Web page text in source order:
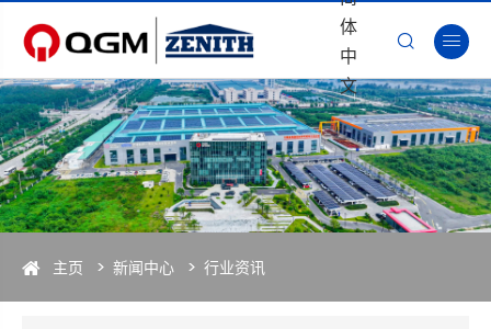
体
中
文
 
主页 新闻中心 行业资讯